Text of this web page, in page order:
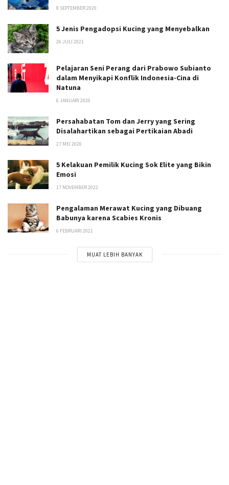
8 SEPTEMBER 2020
5 Jenis Pengadopsi Kucing yang Menyebalkan
26 JULI 2021
Pelajaran Seni Perang dari Prabowo Subianto
dalam Menyikapi Konflik Indonesia-Cina di
Natuna
6 JANUARI 2020
Persahabatan Tom dan Jerry yang Sering
Disalahartikan sebagai Pertikaian Abadi
27 MEI 2020
5 Kelakuan Pemilik Kucing Sok Elite yang Bikin
Emosi
17 NOVEMBER 2022
Pengalaman Merawat Kucing yang Dibuang
Babunya karena Scabies Kronis
6 FEBRUARI 2021
MUAT LEBIH BANYAK